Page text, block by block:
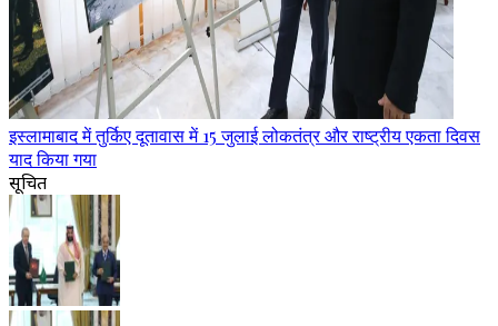
इस्लामाबाद में तुर्किए दूतावास में 15 जुलाई लोकतंत्र और राष्ट्रीय एकता दिवस
याद किया गया
सूचित